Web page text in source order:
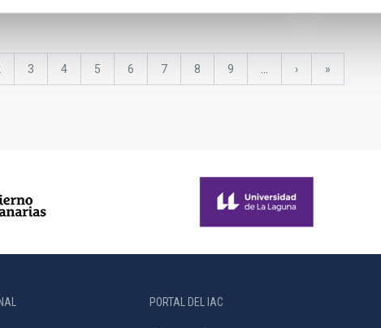
Página
3 Página
4 Página
5 Página
6 Página
7 Página
8 Página
9
Siguiente
›
última
»
PORTAL DEL IAC